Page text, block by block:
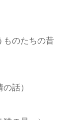
ものたちの昔
話）